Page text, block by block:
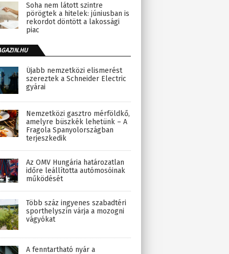
Soha nem látott szintre
pörögtek a hitelek: júniusban is
rekordot döntött a lakossági
piac
Újabb nemzetközi elismerést
szereztek a Schneider Electric
gyárai
Nemzetközi gasztro mérföldkő,
amelyre büszkék lehetünk – A
Fragola Spanyolországban
terjeszkedik
Az OMV Hungária határozatlan
időre leállította autómosóinak
működését
Több száz ingyenes szabadtéri
sporthelyszín várja a mozogni
vágyókat
A fenntartható nyár a